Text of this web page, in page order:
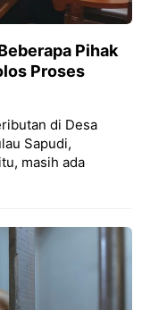
Pihak
Proses
di Desa
Sapudi,
masih ada